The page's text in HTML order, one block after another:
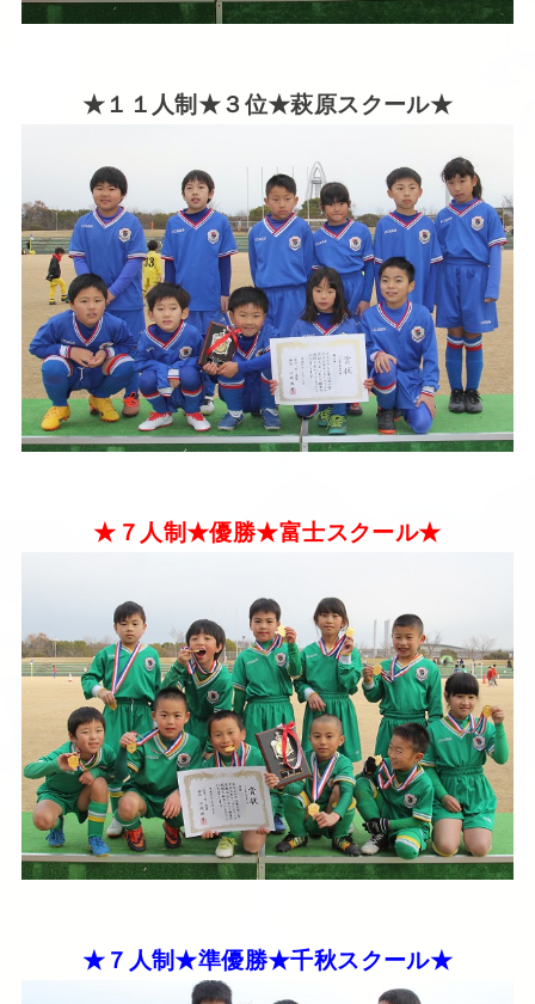
★１１人制★３位★萩原スクール★
★７人制★優勝★富士スクール★
★７人制★準優勝★千秋スクール★